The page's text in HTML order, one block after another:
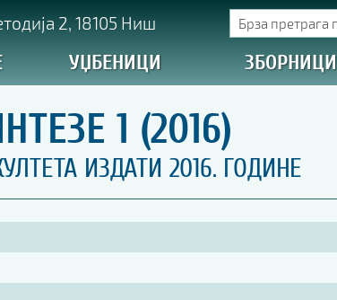
2, 18105 Ниш
УЏБЕНИЦИ ЗБОРНИЦИ
1 (2016)
ИЗДАТИ 2016. ГОДИНЕ